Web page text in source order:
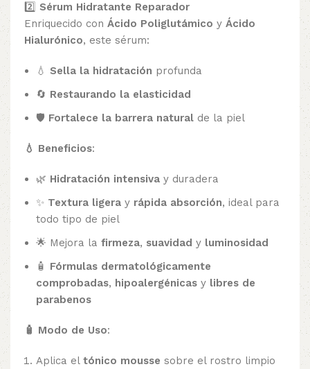
2️⃣ Sérum Hidratante Reparador
Enriquecido con Ácido Poliglutámico y Ácido
Hialurónico, este sérum:
💧 Sella la hidratación profunda
🔄 Restaurando la elasticidad
🛡️ Fortalece la barrera natural de la piel
💧 Beneficios:
🌿 Hidratación intensiva y duradera
✨ Textura ligera y rápida absorción, ideal para
todo tipo de piel
🌟 Mejora la firmeza, suavidad y luminosidad
🧴 Fórmulas dermatológicamente
comprobadas, hipoalergénicas y libres de
parabenos
🧴 Modo de Uso:
Aplica el tónico mousse sobre el rostro limpio